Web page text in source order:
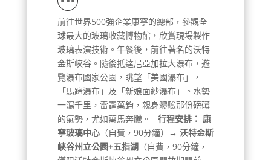
前往世界500強企業康寧的總部，參觀全
球最大的玻璃收藏博物館，欣賞現場製作
玻璃表演技術。午餐後，前往著名的沃特
金斯峽谷。隨後抵達尼亞加拉大瀑布，遊
覽瀑布國家公園，眺望「美國瀑布」，
「馬蹄瀑布」及「新娘面紗瀑布」。水勢
一瀉千里，雷霆萬鈞，親身體驗那份磅礡
的氣勢，尤如萬馬奔騰。 行程安排： 康
寧玻璃中心（自費，90分鐘）
→ 沃特金斯
峽谷州立公園+五指湖（自費，90分鐘，